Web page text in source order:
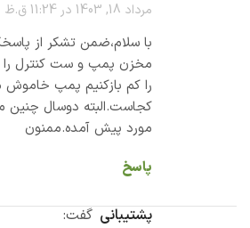
مرداد 18, 1403 در 11:24 ق.ظ
با سلام،ضمن تشکر از
مخزن پمپ و ست کنترل را
را کم بازکنیم پمپ
کجاست.البته دوسال چنین
مورد پیش آمده.ممنون
پاسخ
پشتیبانی گفت: